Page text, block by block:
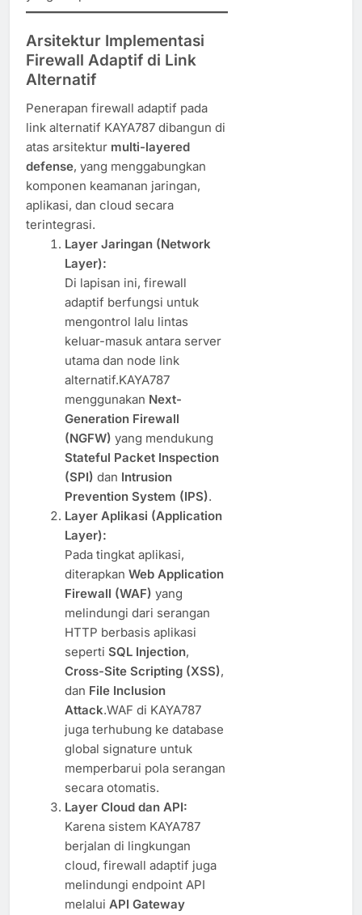
Arsitektur Implementasi
Firewall Adaptif di Link
Alternatif
Penerapan firewall adaptif pada
link alternatif KAYA787 dibangun di
atas arsitektur multi-layered
defense, yang menggabungkan
komponen keamanan jaringan,
aplikasi, dan cloud secara
terintegrasi.
Layer Jaringan (Network
Layer):
Di lapisan ini, firewall
adaptif berfungsi untuk
mengontrol lalu lintas
keluar-masuk antara server
utama dan node link
alternatif.KAYA787
menggunakan Next-
Generation Firewall
(NGFW) yang mendukung
Stateful Packet Inspection
(SPI) dan Intrusion
Prevention System (IPS).
Layer Aplikasi (Application
Layer):
Pada tingkat aplikasi,
diterapkan Web Application
Firewall (WAF) yang
melindungi dari serangan
HTTP berbasis aplikasi
seperti SQL Injection,
Cross-Site Scripting (XSS),
dan File Inclusion
Attack.WAF di KAYA787
juga terhubung ke database
global signature untuk
memperbarui pola serangan
secara otomatis.
Layer Cloud dan API:
Karena sistem KAYA787
berjalan di lingkungan
cloud, firewall adaptif juga
melindungi endpoint API
melalui API Gateway